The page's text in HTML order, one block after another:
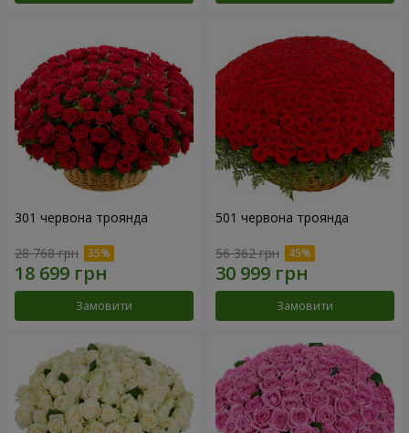
301 червона троянда
28 768 грн
Замовити
501 червона троянда
56 362 грн
Замовити